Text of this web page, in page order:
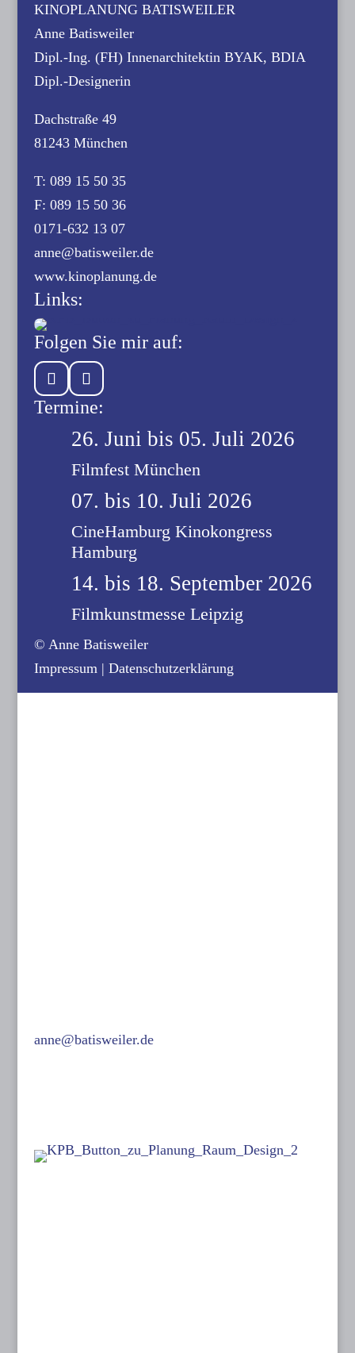
KINOPLANUNG BATISWEILER
Anne Batisweiler
Dipl.-Ing. (FH) Innenarchitektin BYAK, BDIA
Dipl.-Designerin
Dachstraße 49
81243 München
T: 089 15 50 35
F: 089 15 50 36
0171-632 13 07
anne@batisweiler.de
www.kinoplanung.de
Links:
Folgen Sie mir auf:
Termine:
26. Juni bis 05. Juli 2026
Filmfest München
07. bis 10. Juli 2026
CineHamburg Kinokongress
Hamburg
14. bis 18. September 2026
Filmkunstmesse Leipzig
© Anne Batisweiler
Impressum | Datenschutzerklärung
anne@batisweiler.de